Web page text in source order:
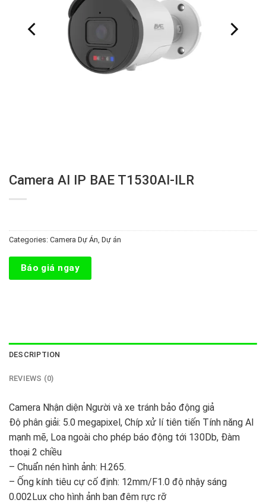
Camera AI IP BAE T1530AI-ILR
Categories: Camera Dự Án, Dự án
Báo giá ngay
DESCRIPTION
REVIEWS (0)
Camera Nhận diện Người và xe tránh bảo động giả
Độ phân giải: 5.0 megapixel, Chíp xử lí tiên tiến Tính năng AI
mạnh mẽ, Loa ngoài cho phép báo động tới 130Db, Đàm
thoại 2 chiều
– Chuẩn nén hình ảnh: H.265.
– Ống kính tiêu cự cố định: 12mm/F1.0 độ nhậy sáng
0.002Lux cho hình ảnh ban đêm rực rỡ